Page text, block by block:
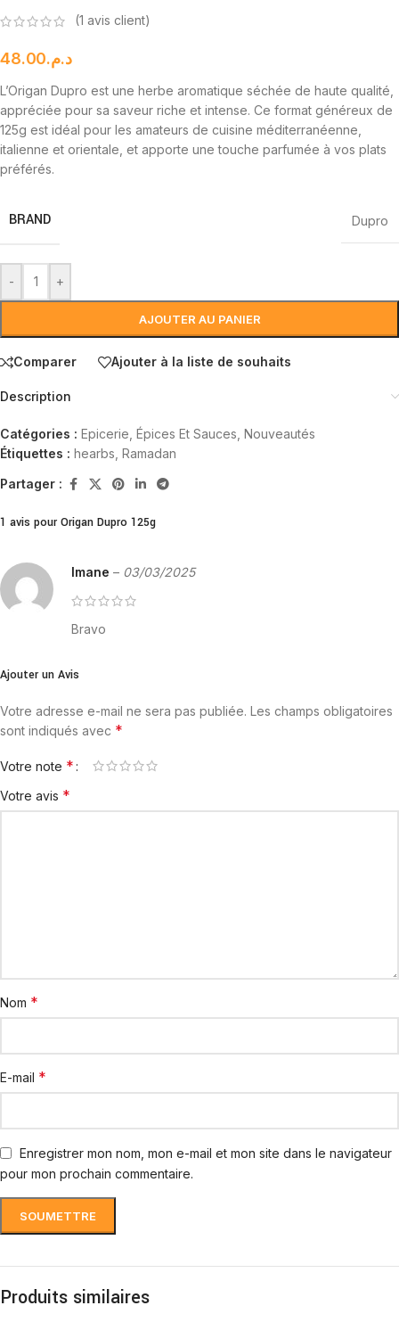
(1 avis client)
د.م.48.00
L’Origan Dupro est une herbe aromatique séchée de haute qualité,
appréciée pour sa saveur riche et intense. Ce format généreux de
125g est idéal pour les amateurs de cuisine méditerranéenne,
italienne et orientale, et apporte une touche parfumée à vos plats
préférés.
BRAND Dupro
- +
AJOUTER AU PANIER
Comparer Ajouter à la liste de souhaits
Description
Catégories : Epicerie Épices Et Sauces Nouveautés
Étiquettes : hearbs Ramadan
Partager :
1 avis pour Origan Dupro 125g
Imane – 03/03/2025
Bravo
Ajouter un Avis
Votre adresse e-mail ne sera pas publiée. Les champs obligatoires
sont indiqués avec *
Votre note *
Votre avis *
Nom *
E-mail *
Enregistrer mon nom, mon e-mail et mon site dans le navigateur
pour mon prochain commentaire.
Produits similaires